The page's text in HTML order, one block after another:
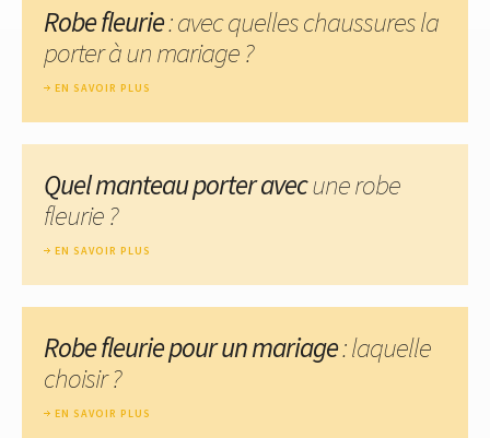
Robe fleurie: avec quelles chaussures la
porter à un mariage ?
EN SAVOIR PLUS
Quel manteau porter avecune robe
fleurie ?
EN SAVOIR PLUS
Robe fleurie pour un mariage: laquelle
choisir ?
EN SAVOIR PLUS